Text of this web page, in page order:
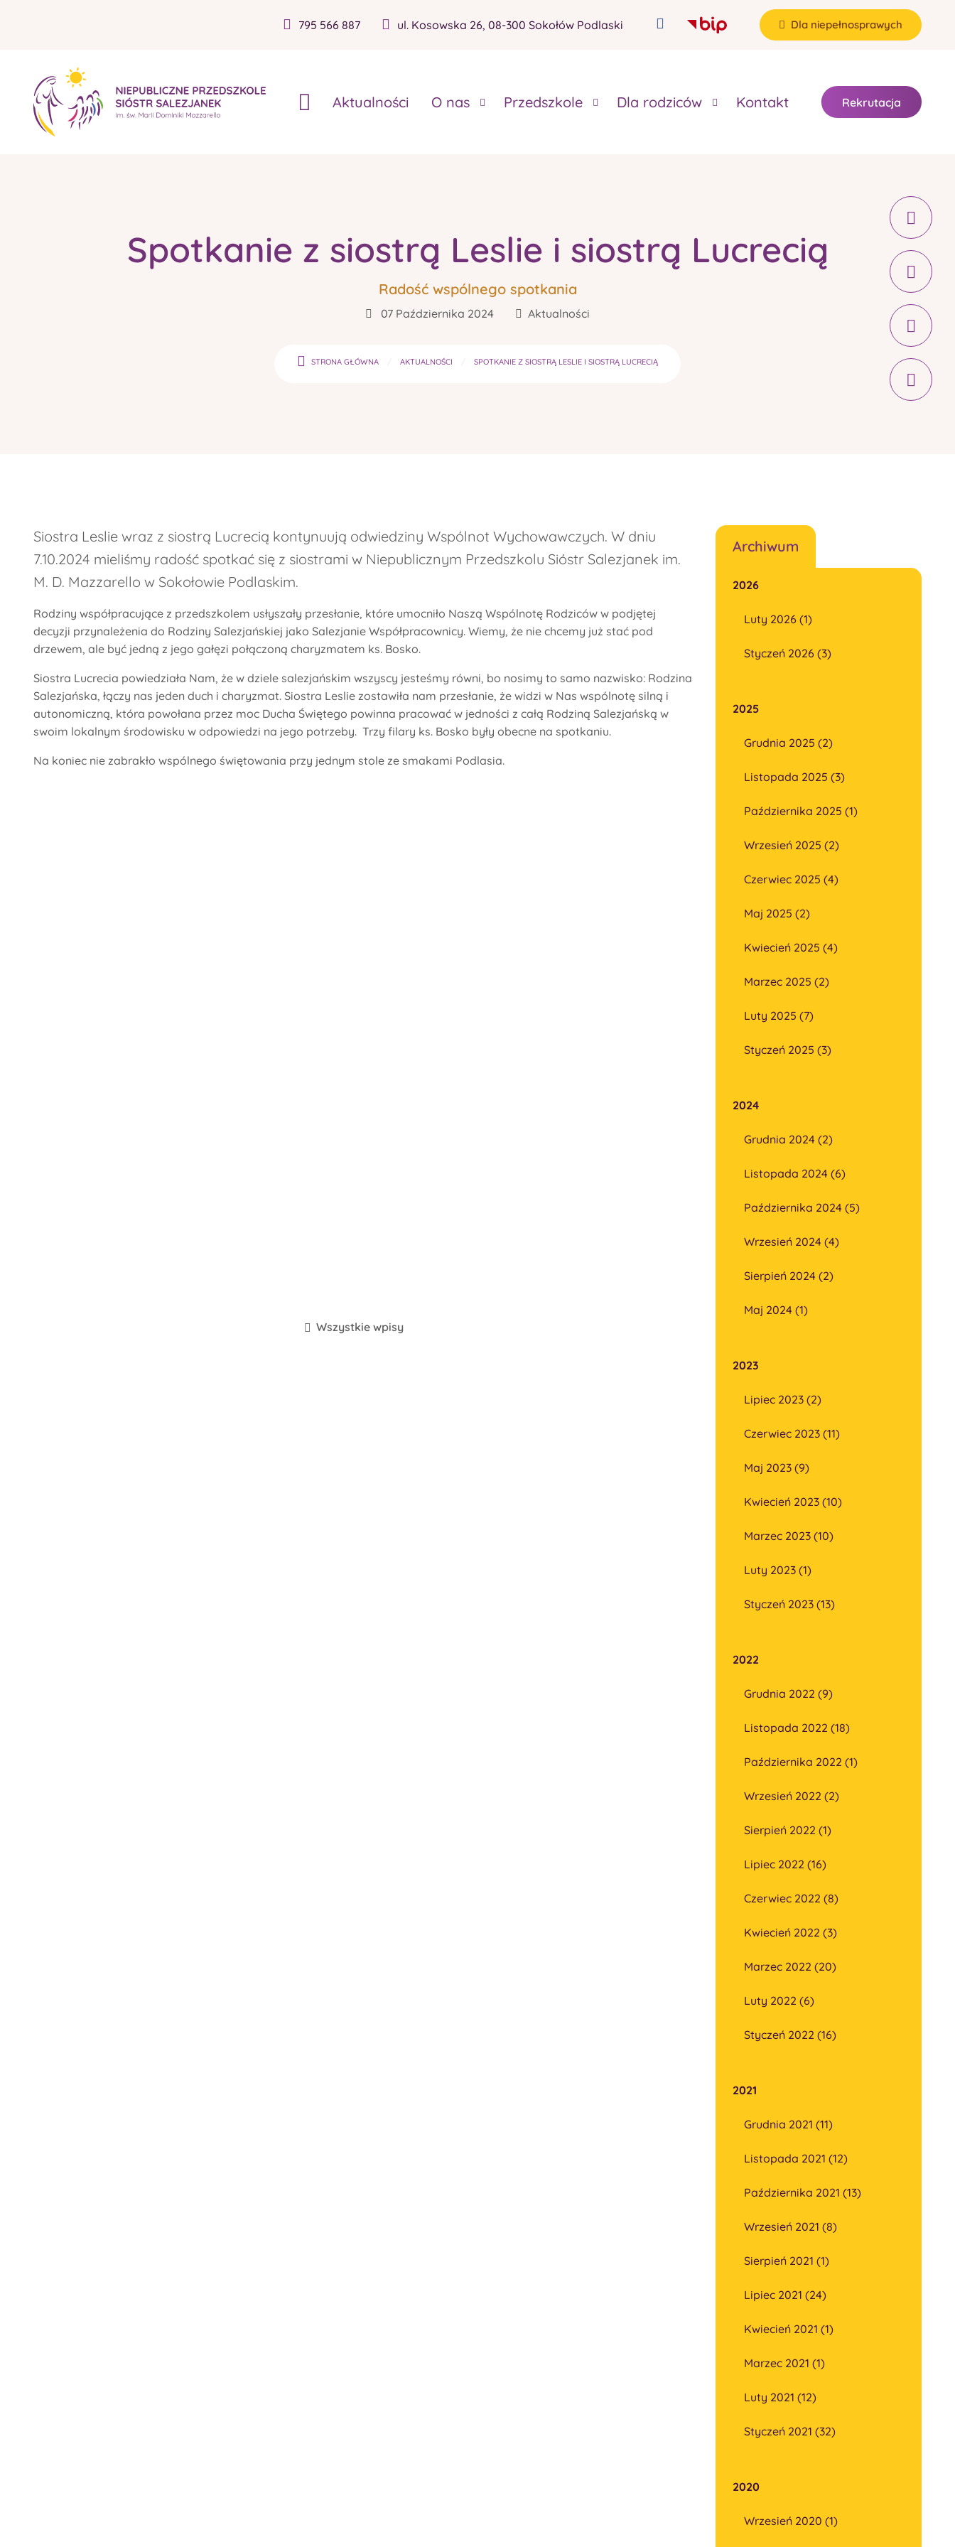
795 566 887 ul. Kosowska 26, 08-300 Sokołów Podlaski Dla niepełnosprawych
Aktualności O nas Przedszkole Dla rodziców Kontakt Rekrutacja
Spotkanie z siostrą Leslie i siostrą Lucrecią
Radość wspólnego spotkania
07 Października 2024 Aktualności
STRONA GŁÓWNA AKTUALNOŚCI SPOTKANIE Z SIOSTRĄ LESLIE I SIOSTRĄ LUCRECIĄ
Siostra Leslie wraz z siostrą Lucrecią kontynuują odwiedziny Wspólnot Wychowawczych. W dniu
7.10.2024 mieliśmy radość spotkać się z siostrami w Niepublicznym Przedszkolu Sióstr Salezjanek im.
M. D. Mazzarello w Sokołowie Podlaskim.
Rodziny współpracujące z przedszkolem usłyszały przesłanie, które umocniło Naszą Wspólnotę Rodziców w podjętej
decyzji przynależenia do Rodziny Salezjańskiej jako Salezjanie Współpracownicy. Wiemy, że nie chcemy już stać pod
drzewem, ale być jedną z jego gałęzi połączoną charyzmatem ks. Bosko.
Siostra Lucrecia powiedziała Nam, że w dziele salezjańskim wszyscy jesteśmy równi, bo nosimy to samo nazwisko: Rodzina
Salezjańska, łączy nas jeden duch i charyzmat. Siostra Leslie zostawiła nam przesłanie, że widzi w Nas wspólnotę silną i
autonomiczną, która powołana przez moc Ducha Świętego powinna pracować w jedności z całą Rodziną Salezjańską w
swoim lokalnym środowisku w odpowiedzi na jego potrzeby. Trzy filary ks. Bosko były obecne na spotkaniu.
Na koniec nie zabrakło wspólnego świętowania przy jednym stole ze smakami Podlasia.
Wszystkie wpisy
Archiwum
2026
Luty 2026 (1)
Styczeń 2026 (3)
2025
Grudnia 2025 (2)
Listopada 2025 (3)
Października 2025 (1)
Wrzesień 2025 (2)
Czerwiec 2025 (4)
Maj 2025 (2)
Kwiecień 2025 (4)
Marzec 2025 (2)
Luty 2025 (7)
Styczeń 2025 (3)
2024
Grudnia 2024 (2)
Listopada 2024 (6)
Października 2024 (5)
Wrzesień 2024 (4)
Sierpień 2024 (2)
Maj 2024 (1)
2023
Lipiec 2023 (2)
Czerwiec 2023 (11)
Maj 2023 (9)
Kwiecień 2023 (10)
Marzec 2023 (10)
Luty 2023 (1)
Styczeń 2023 (13)
2022
Grudnia 2022 (9)
Listopada 2022 (18)
Października 2022 (1)
Wrzesień 2022 (2)
Sierpień 2022 (1)
Lipiec 2022 (16)
Czerwiec 2022 (8)
Kwiecień 2022 (3)
Marzec 2022 (20)
Luty 2022 (6)
Styczeń 2022 (16)
2021
Grudnia 2021 (11)
Listopada 2021 (12)
Października 2021 (13)
Wrzesień 2021 (8)
Sierpień 2021 (1)
Lipiec 2021 (24)
Kwiecień 2021 (1)
Marzec 2021 (1)
Luty 2021 (12)
Styczeń 2021 (32)
2020
Wrzesień 2020 (1)